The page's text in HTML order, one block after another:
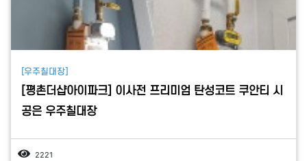
[우주칠대장]
[평촌더샵아이파크] 이사전 프리미엄 탄성코트 쿠안티 시
공은 우주칠대장
2221